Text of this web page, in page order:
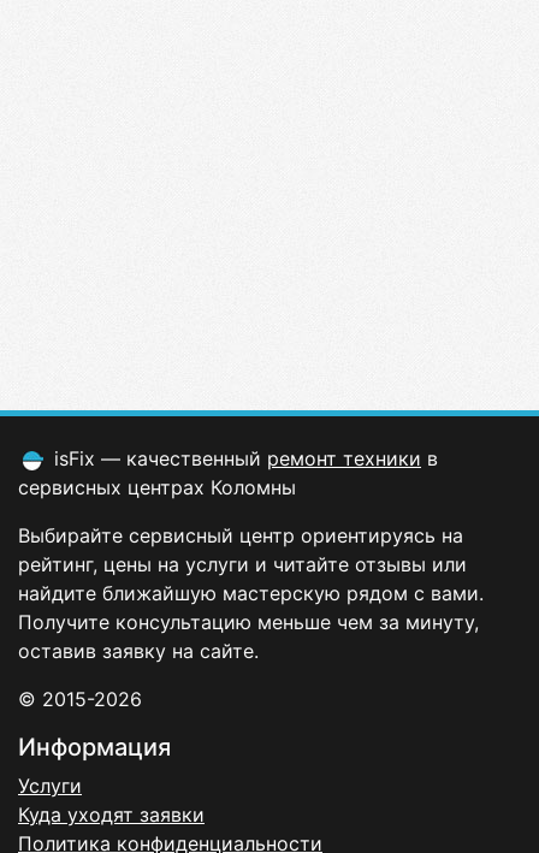
isFix — качественный ремонт техники в
сервисных центрах Коломны
Выбирайте сервисный центр ориентируясь на
рейтинг, цены на услуги и читайте отзывы или
найдите ближайшую мастерскую рядом с вами.
Получите консультацию меньше чем за минуту,
оставив заявку на сайте.
© 2015-2026
Информация
Услуги
Куда уходят заявки
Политика конфиденциальности